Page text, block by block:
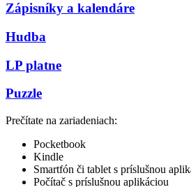
Zápisníky a kalendáre
Hudba
LP platne
Puzzle
Prečítate na zariadeniach:
Pocketbook
Kindle
Smartfón či tablet s príslušnou
Počítač s príslušnou aplikáciou